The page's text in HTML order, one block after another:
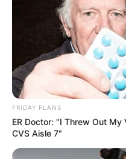
FRIDAY PLANS
ER Doctor: "I Threw Out
CVS Aisle 7"